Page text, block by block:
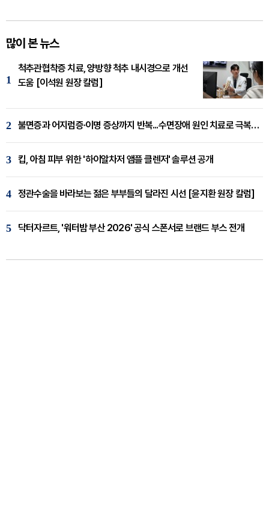
많이 본 뉴스
1
척추관협착증 치료, 양방향 척추 내시경으로 개선
도움 [이석원 원장 칼럼]
2 불면증과 어지럼증·이명 증상까지 반복...수면장애 원인 치료로 극복해야
3 킵, 아침 피부 위한 '하이알차저 앰플 클렌저' 솔루션 공개
4 정관수술을 바라보는 젊은 부부들의 달라진 시선 [윤지환 원장 칼럼]
5 닥터자르트, '워터밤 부산 2026' 공식 스폰서로 브랜드 부스 전개